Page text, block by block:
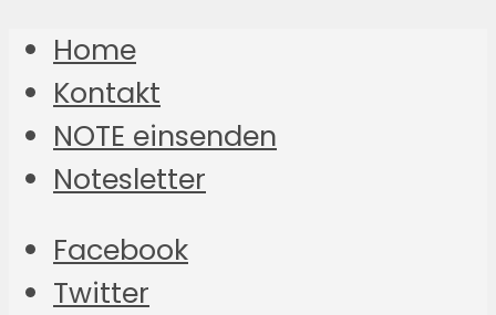
Home
Kontakt
NOTE einsenden
Notesletter
Facebook
Twitter